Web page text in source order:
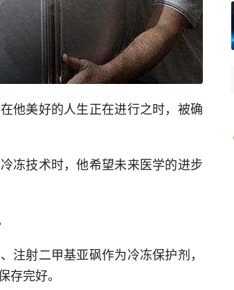
他美好的人生正在进行之时，被确
冻技术时，他希望未来医学的进步
注射二甲基亚砜作为冷冻保护剂，
完好。